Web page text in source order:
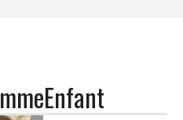
Enfant